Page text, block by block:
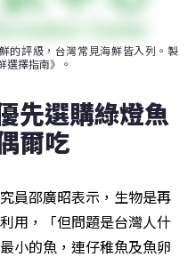
的評級，台灣常見海鮮皆入列。製
選擇指南》。
先選購綠燈魚
爾吃
員邵廣昭表示，生物是再
用，「但問題是台灣人什
小的魚，連仔稚魚及魚卵